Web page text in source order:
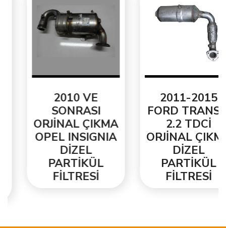
2010 VE
SONRASI
ORJİNAL ÇIKMA
OPEL INSIGNIA
DİZEL
PARTİKÜL
FİLTRESİ
2011-2015
FORD TRANSİT
2.2 TDCİ
ORJİNAL ÇIKMA
DİZEL
PARTİKÜL
FİLTRESİ